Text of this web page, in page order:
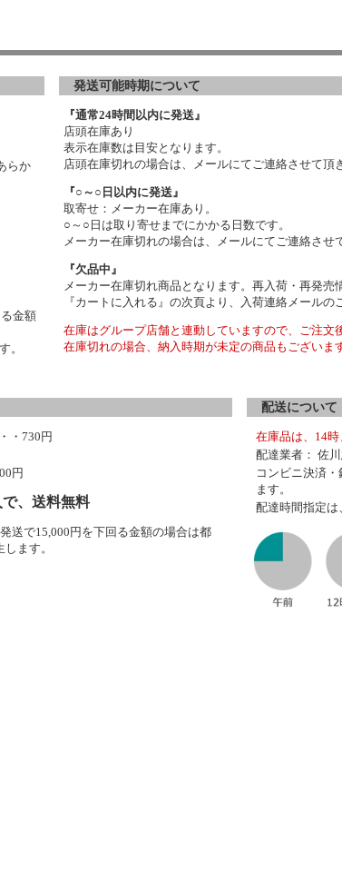
らか
金額
。
発送可能時期について
『通常24時間以内に発送』
店頭在庫あり
表示在庫数は目安となります。
店頭在庫切れの場合は、メールにてご連絡させて頂
『○～○日以内に発送』
取寄せ：メーカー在庫あり。
○～○日は取り寄せまでにかかる日数です。
メーカー在庫切れの場合は、メールにてご連絡させ
『欠品中』
メーカー在庫切れ商品となります。再入荷・再発売
『カートに入れる』の次頁より、入荷連絡メールの
在庫はグループ店舗と連動していますので、ご注文
在庫切れの場合、納入時期が未定の商品もございま
・730円
円
で、送料無料
送で15,000円を下回る金額の場合は都
ます。
配送について
在庫品は、14時
配達業者： 佐
コンビニ決済
ます。
配達時間指定は